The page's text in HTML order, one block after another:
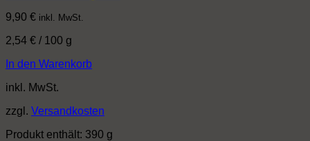
9,90 € inkl. MwSt.
2,54 € / 100 g
In den Warenkorb
inkl. MwSt.
zzgl. Versandkosten
Produkt enthält: 390 g